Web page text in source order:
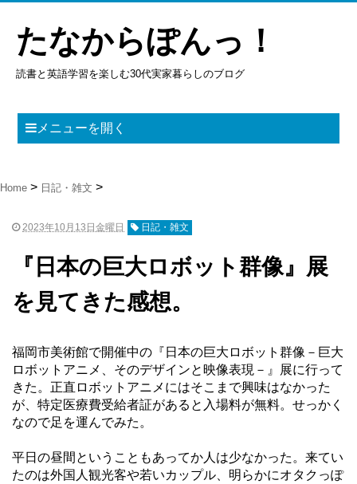
たなからぽんっ！
読書と英語学習を楽しむ30代実家暮らしのブログ
メニューを開く
Home 日記・雑文
2023年10月13日金曜日 日記・雑文
『日本の巨大ロボット群像』展
を見てきた感想。
福岡市美術館で開催中の『日本の巨大ロボット群像－巨大
ロボットアニメ、そのデザインと映像表現－』展に行って
きた。正直ロボットアニメにはそこまで興味はなかった
が、特定医療費受給者証があると入場料が無料。せっかく
なので足を運んでみた。
平日の昼間ということもあってか人は少なかった。来てい
たのは外国人観光客や若いカップル、明らかにオタクっぽ